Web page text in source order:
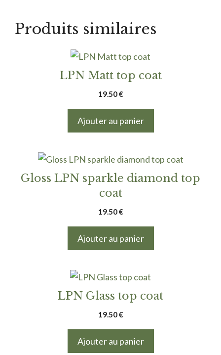
Produits similaires
LPN Matt top coat
19.50€
Ajouter au panier
Gloss LPN sparkle diamond top
coat
19.50€
Ajouter au panier
LPN Glass top coat
19.50€
Ajouter au panier